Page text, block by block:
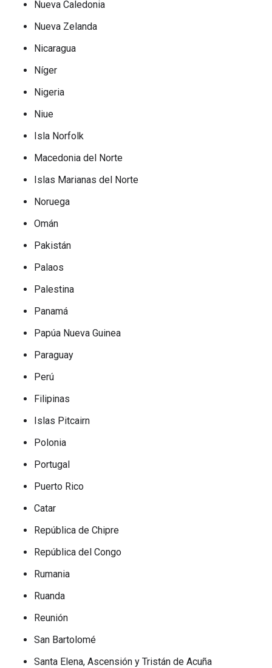
Nueva Caledonia
Nueva Zelanda
Nicaragua
Níger
Nigeria
Niue
Isla Norfolk
Macedonia del Norte
Islas Marianas del Norte
Noruega
Omán
Pakistán
Palaos
Palestina
Panamá
Papúa Nueva Guinea
Paraguay
Perú
Filipinas
Islas Pitcairn
Polonia
Portugal
Puerto Rico
Catar
República de Chipre
República del Congo
Rumania
Ruanda
Reunión
San Bartolomé
Santa Elena, Ascensión y Tristán de Acuña